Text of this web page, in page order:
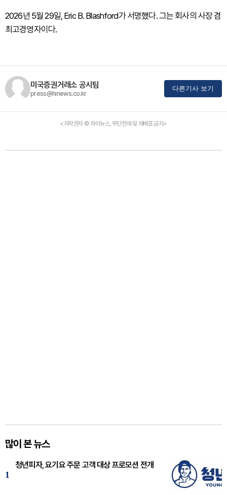
2026년 5월 29일, Eric B. Blashford가 서명했다. 그는 회사의 사장 겸
최고경영자이다.
미국증권거래소 공시팀
press@hinews.co.kr
다른기사 보기
<저작권자 © 하이뉴스, 무단전재 및 재배포 금지>
많이 본 뉴스
1
청년피자, 요기요 주문 고객 대상 프로모션 전개